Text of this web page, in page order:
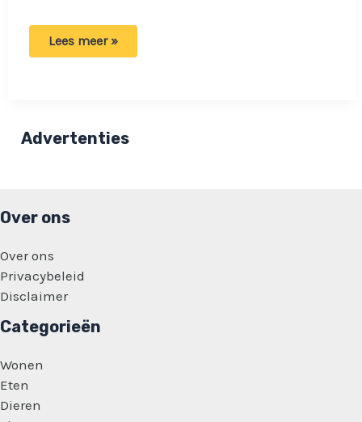
Zoon
vader:
‘Blijkbaar
lol’
Lees meer »
Advertenties
Over ons
Over ons
Privacybeleid
Disclaimer
Categorieën
Wonen
Eten
Dieren